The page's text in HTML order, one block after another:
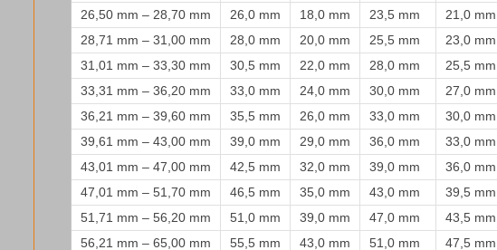
26,50 mm – 28,70 mm
26,0 mm 18,0 mm 23,5 mm 21,0 mm
28,71 mm – 31,00 mm
28,0 mm 20,0 mm 25,5 mm 23,0 mm
31,01 mm – 33,30 mm
30,5 mm 22,0 mm 28,0 mm 25,5 mm
33,31 mm – 36,20 mm
33,0 mm 24,0 mm 30,0 mm 27,0 mm
36,21 mm – 39,60 mm
35,5 mm 26,0 mm 33,0 mm 30,0 mm
39,61 mm – 43,00 mm
39,0 mm 29,0 mm 36,0 mm 33,0 mm
43,01 mm – 47,00 mm
42,5 mm 32,0 mm 39,0 mm 36,0 mm
47,01 mm – 51,70 mm
46,5 mm 35,0 mm 43,0 mm 39,5 mm
51,71 mm – 56,20 mm
51,0 mm 39,0 mm 47,0 mm 43,5 mm
56,21 mm – 65,00 mm
55,5 mm 43,0 mm 51,0 mm 47,5 mm